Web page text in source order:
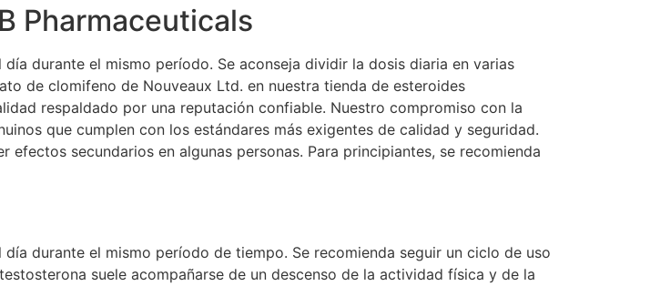
Pharmaceuticals
durante el mismo período. Se aconseja dividir la dosis diaria en varias
de clomifeno de Nouveaux Ltd. en nuestra tienda de esteroides
respaldado por una reputación confiable. Nuestro compromiso con la
que cumplen con los estándares más exigentes de calidad y seguridad.
secundarios en algunas personas. Para principiantes, se recomienda
durante el mismo período de tiempo. Se recomienda seguir un ciclo de uso
suele acompañarse de un descenso de la actividad física y de la